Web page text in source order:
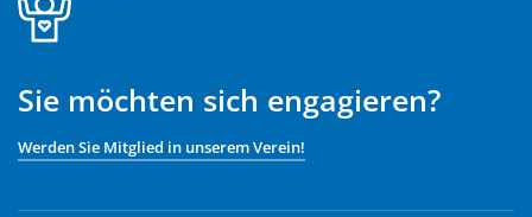
Sie möchten sich engagieren?
Werden Sie Mitglied in unserem Verein!